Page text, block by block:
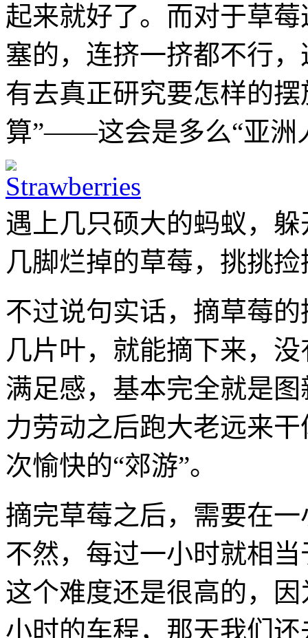
起来就好了。而对于草
塞的，连挤一挤都不行
有去真正研究要怎样的
算”——这会是多么“亚洲
遇上几只硕大的蚂蚁，
几脚烂掉的草莓，挑挑
不过说句实话，摘草莓
几片叶，就能摘下来，
满足感，基本完全就是
力劳动之后跑大老远来
次愉快的“郊游”。
摘完草莓之后，需要在
不然，每过一小时就相
这个难度还是很高的，
小时的车程，那天我们